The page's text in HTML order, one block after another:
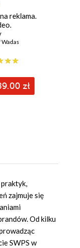
reklama.
zł
zajmuje się
Od kilku
SWPS w